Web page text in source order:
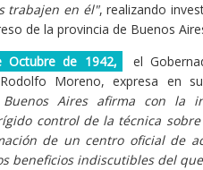
trabajen en él", realizando
de la provincia de Buenos
Octubre de 1942,
el
Moreno, expresa en
Aires afirma con la
control de la técnica
de un centro oficial de
beneficios indiscutibles del